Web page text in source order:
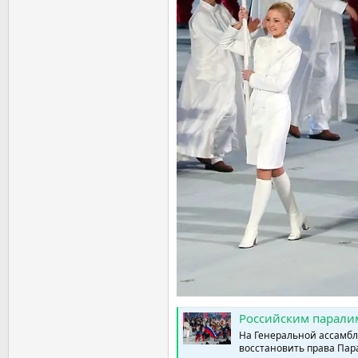
Российским паралимпийцам вернули право
На Генеральной
восстановить права